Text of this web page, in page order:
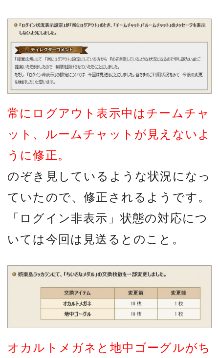
常にログアウト表示中はチームチャ
ット、ルームチャットが見えないよ
うに修正。
のぞき見しているような状況になっ
ていたので、修正されるようです。
「ログイン非表示」状態の対応につ
いては今回は見送るとのこと。
オカルトメガネと地中ゴーグルがち